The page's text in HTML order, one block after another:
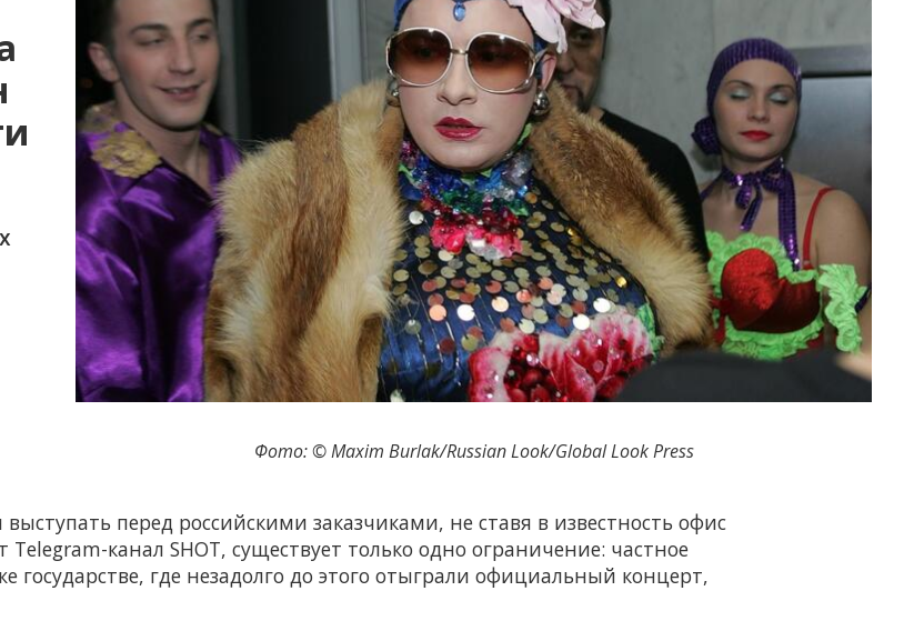
Фото: © Maxim Burlak/Russian Look/Global Look Press
выступать перед российскими заказчиками, не ставя в известность офис
Telegram-канал SHOT, существует только одно ограничение: частное
государстве, где незадолго до этого отыграли официальный концерт,